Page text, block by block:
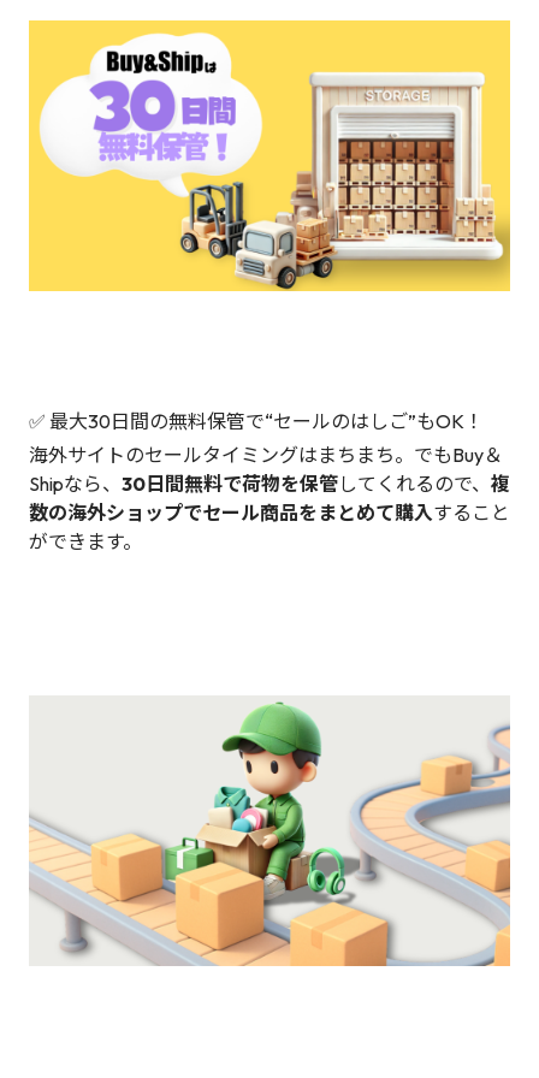
✅ 最大30日間の無料保管で“セールのはしご”もOK！
海外サイトのセールタイミングはまちまち。でもBuy＆
Shipなら、 30日間無料で荷物を保管してくれるので、 複
数の海外ショップでセール商品をまとめて購入すること
ができます。